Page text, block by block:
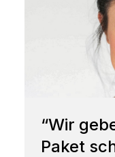
“Wir
Paket